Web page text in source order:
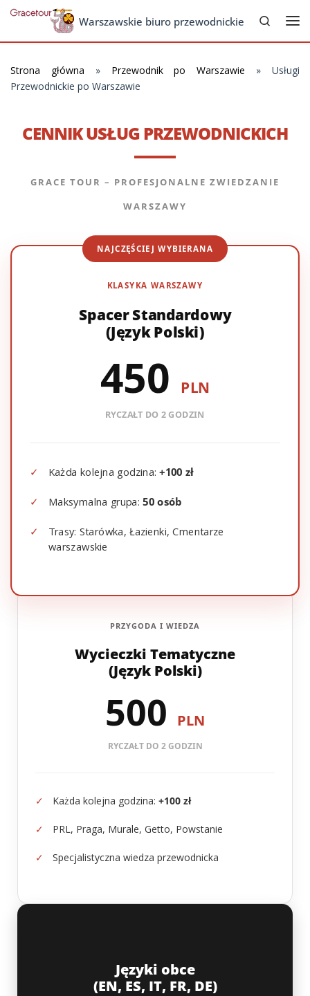
Skip to contentWarszawskie biuro przewodnickie
Search
Strona główna » Przewodnik po Warszawie »Usługi
Przewodnickie po Warszawie
CENNIK USŁUG PRZEWODNICKICH
GRACE TOUR – PROFESJONALNE ZWIEDZANIE
WARSZAWY
NAJCZĘŚCIEJ WYBIERANA
KLASYKA WARSZAWY
Spacer Standardowy
(Język Polski)
450 PLN
RYCZAŁT DO 2 GODZIN
✓ Każda kolejna godzina:+100 zł
✓ Maksymalna grupa:50 osób
✓ Trasy: Starówka, Łazienki, Cmentarze
warszawskie
PRZYGODA I WIEDZA
Wycieczki Tematyczne
(Język Polski)
500 PLN
RYCZAŁT DO 2 GODZIN
✓ Każda kolejna godzina: +100 zł
✓ PRL, Praga, Murale, Getto, Powstanie
✓ Specjalistyczna wiedza przewodnicka
Języki obce
(EN, ES, IT, FR, DE)